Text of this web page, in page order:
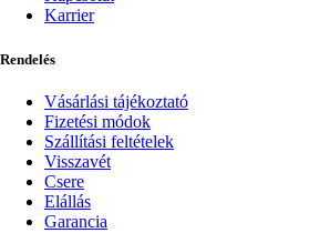
Karrier
Rendelés
Vásárlási tájékoztató
Fizetési módok
Szállítási feltételek
Visszavét
Csere
Elállás
Garancia